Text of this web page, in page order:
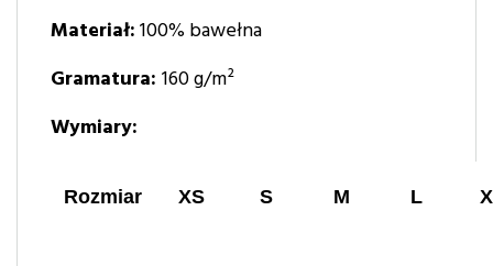
Materiał:100% bawełna
Gramatura: 160g/m²
Wymiary:
Rozmiar XS S M L